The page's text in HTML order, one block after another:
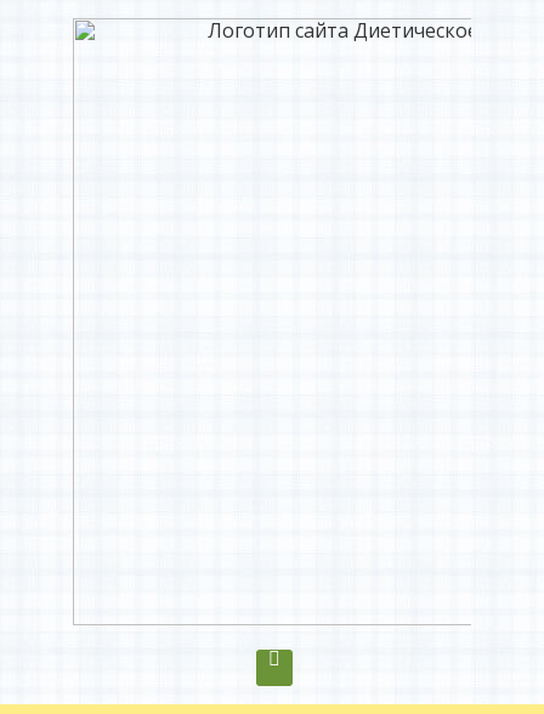
Диетическое питание
Диетическое питание — рецепты на каждый